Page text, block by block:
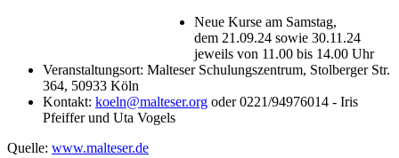
Neue Kurse am Samstag,
dem 21.09.24 sowie 30.11.24
jeweils von 11.00 bis 14.00 Uhr
Veranstaltungsort: Malteser Schulungszentrum, Stolberger Str.
364, 50933 Köln
Kontakt: koeln@malteser.org oder 0221/94976014 - Iris
Pfeiffer und Uta Vogels
Quelle: www.malteser.de